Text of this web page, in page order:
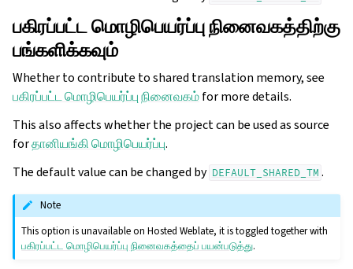
பகிரப்பட்ட மொழிபெயர்ப்பு நினைவகத்திற்கு
பங்களிக்கவும்
Whether to contribute to shared translation memory, see
பகிரப்பட்ட மொழிபெயர்ப்பு நினைவகம்for more details.
This also affects whether the project can be used as source
forதானியங்கி மொழிபெயர்ப்பு.
The default value can be changed by DEFAULT_SHARED_TM .
Note
This option is unavailable on Hosted Weblate, it is toggled together with
பகிரப்பட்ட மொழிபெயர்ப்பு நினைவகத்தைப் பயன்படுத்து.